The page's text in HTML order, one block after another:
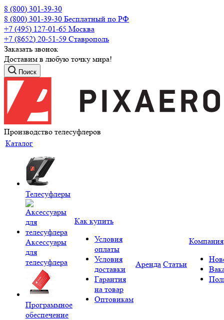
8 (800) 301-39-30
8 (800) 301-39-30 Бесплатный по РФ
+7 (495) 127-01-65 Москва
+7 (8652) 20-51-59 Ставрополь
Заказать звонок
Доставим в любую точку мира!
Поиск
Производство телесуфлеров
Каталог
Телесуфлеры
Аксессуары
для
телесуфлера
Программное
обеспечение
Как купить
Условия
оплаты
Условия
доставки
Гарантия
на товар
Оптовикам
Аренда Статьи
Компания